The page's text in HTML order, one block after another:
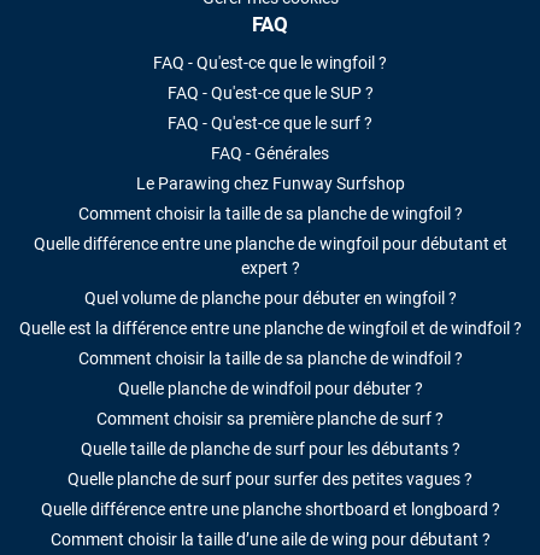
FAQ
FAQ - Qu'est-ce que le wingfoil ?
FAQ - Qu'est-ce que le SUP ?
FAQ - Qu'est-ce que le surf ?
FAQ - Générales
Le Parawing chez Funway Surfshop
Comment choisir la taille de sa planche de wingfoil ?
Quelle différence entre une planche de wingfoil pour débutant et
expert ?
Quel volume de planche pour débuter en wingfoil ?
Quelle est la différence entre une planche de wingfoil et de windfoil ?
Comment choisir la taille de sa planche de windfoil ?
Quelle planche de windfoil pour débuter ?
Comment choisir sa première planche de surf ?
Quelle taille de planche de surf pour les débutants ?
Quelle planche de surf pour surfer des petites vagues ?
Quelle différence entre une planche shortboard et longboard ?
Comment choisir la taille d’une aile de wing pour débutant ?